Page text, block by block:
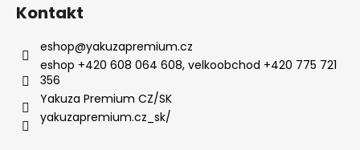
Kontakt
eshop@yakuzapremium.cz
eshop +420 608 064 608, velkoobchod +420 775 721
356
Yakuza Premium CZ/SK
yakuzapremium.cz_sk/